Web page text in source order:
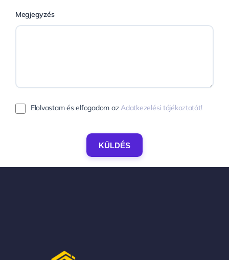
Megjegyzés
Elolvastam és elfogadom azAdatkezelési tájékoztatót!
KÜLDÉS